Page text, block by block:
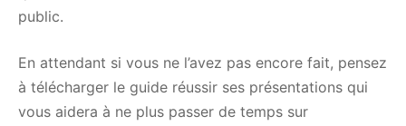
public.
En attendant si vous ne l’avez pas encore fait, pensez
à télécharger le guide réussir ses présentations qui
vous aidera à ne plus passer de temps sur